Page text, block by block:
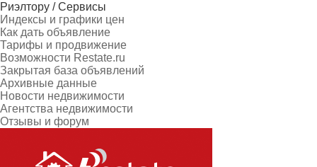
Риэлтору / Сервисы
Индексы и графики цен
Как дать объявление
Тарифы и продвижение
Возможности Restate.ru
Закрытая база объявлений
Архивные данные
Новости недвижимости
Агентства недвижимости
Отзывы и форум